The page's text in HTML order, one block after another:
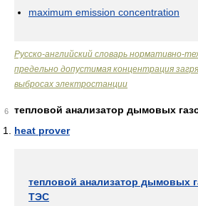
maximum emission concentration
Русско-английский словарь нормативно-
предельно допустимая концентрация
выбросах электростанции
6
тепловой анализатор дымовых
heat prover
тепловой анализатор дымовых
ТЭС